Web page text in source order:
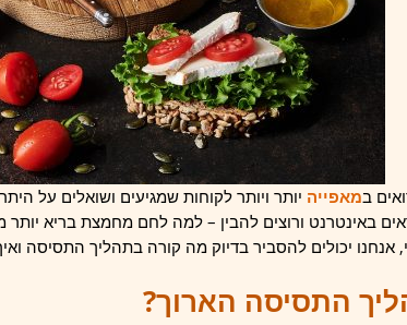
במאפייה יותר ויותר לקוחות שמגיעים ושואלים על
יכולים להסביר בדיוק מה קורה בתהליך התסיסה
התסיסה הארוך?